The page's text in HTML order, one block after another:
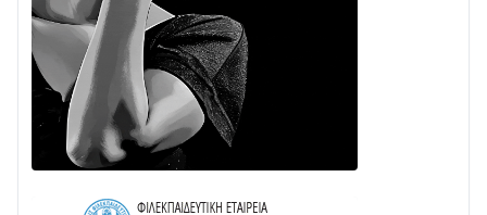
Δωρίδα για Όλους: «Καμία εκχώρηση των νερών
στην ΕΥΔΑΠ»
28/07 • 21:46
Διαβάστε την «Ναυπακτία» που κυκλοφορεί
24/07 • 11:31
Γιορτή της Τράτας 2026 | Ερατεινή Δωρίδας:
Παράδοση, Χορός & Γλέντι!
08/08 • 12:01